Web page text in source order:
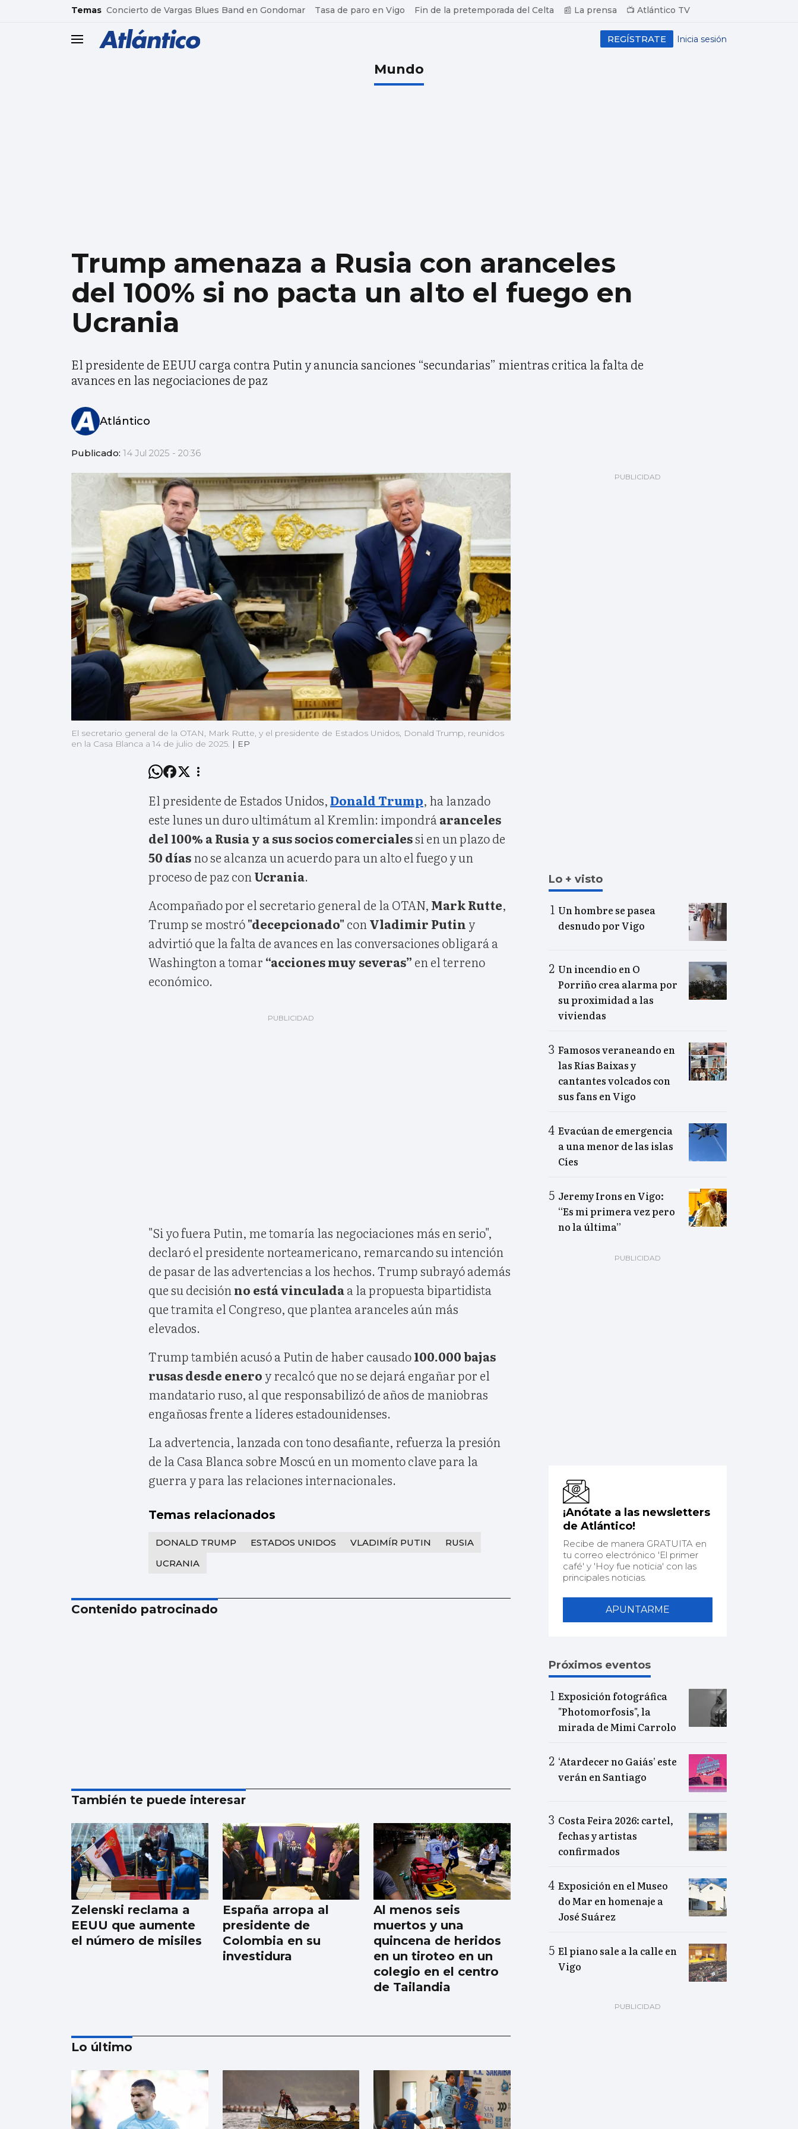
common.go-to-content
Temas Concierto de Vargas Blues Band en Gondomar Tasa de paro en Vigo Fin de la pretemporada del Celta 📰 La prensa 📺 Atlántico TV
header.menu.open Inicia sesión
REGÍSTRATE
Mundo
Trump amenaza a Rusia con aranceles
del 100% si no pacta un alto el fuego en
Ucrania
El presidente de EEUU carga contra Putin y anuncia sanciones “secundarias” mientras critica la falta de
avances en las negociaciones de paz
Atlántico
Publicado: 14 Jul 2025 - 20:36
El secretario general de la OTAN, Mark Rutte, y el presidente de Estados Unidos, Donald Trump, reunidos
en la Casa Blanca a 14 de julio de 2025. | EP
El presidente de Estados Unidos,Donald Trump, ha lanzado
este lunes un duro ultimátum al Kremlin: impondrá aranceles
del 100% a Rusia y a sus socios comercialessi en un plazo de
50 díasno se alcanza un acuerdo para un alto el fuego y un
proceso de paz con Ucrania.
Acompañado por el secretario general de la OTAN, Mark Rutte,
Trump se mostró"decepcionado" con Vladimir Putin y
advirtió que la falta de avances en las conversaciones obligará a
Washington a tomar “acciones muy severas” en el terreno
económico.
"Si yo fuera Putin, me tomaría las negociaciones más en serio",
declaró el presidente norteamericano, remarcando su intención
de pasar de las advertencias a los hechos. Trump subrayó además
que su decisión no está vinculadaa la propuesta bipartidista
que tramita el Congreso, que plantea aranceles aún más
elevados.
Trump también acusó a Putin de haber causado100.000 bajas
rusas desde enero y recalcó que no se dejará engañar por el
mandatario ruso, al que responsabilizó de años de maniobras
engañosas frente a líderes estadounidenses.
La advertencia, lanzada con tono desafiante, refuerza la presión
de la Casa Blanca sobre Moscú en un momento clave para la
guerra y para las relaciones internacionales.
Temas relacionados
DONALD TRUMP ESTADOS UNIDOS VLADIMÍR PUTIN
RUSIA
UCRANIA
Contenido patrocinado
También te puede interesar
Zelenski reclama a
EEUU que aumente
el número de misiles
España arropa al
presidente de
Colombia en su
investidura
Al menos seis
muertos y una
quincena de heridos
en un tiroteo en un
colegio en el centro
de Tailandia
Japón recuerda
Hiroshima y reabre el
Lo último
Lo + visto
Un hombre se pasea
desnudo por Vigo
Un incendio en O
Porriño crea alarma por
su proximidad a las
viviendas
Famosos veraneando en
las Rías Baixas y
cantantes volcados con
sus fans en Vigo
Evacúan de emergencia
a una menor de las islas
Cíes
Jeremy Irons en Vigo:
“Es mi primera vez pero
no la última”
¡Anótate a las newsletters
de Atlántico!
Recibe de manera GRATUITA en
tu correo electrónico 'El primer
café' y 'Hoy fue noticia' con las
principales noticias.
APUNTARME
Próximos eventos
Exposición fotográfica
"Photomorfosis", la
mirada de Mimi Carrolo
‘Atardecer no Gaiás’ este
verán en Santiago
Costa Feira 2026: cartel,
fechas y artistas
confirmados
Exposición en el Museo
do Mar en homenaje a
José Suárez
El piano sale a la calle en
Vigo